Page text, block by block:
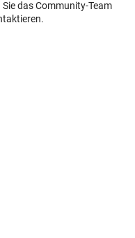
Sie das Community-Team